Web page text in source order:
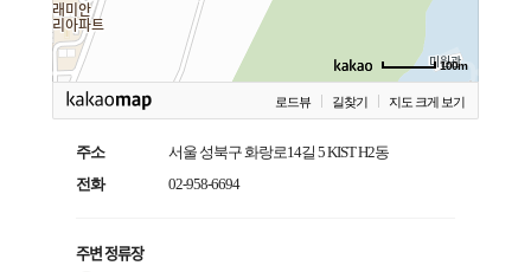
100m
로드뷰 길찾기 지도 크게 보기
주소
서울 성북구 화랑로14길 5 KIST H2동
전화
02-958-6694
주변 정류장